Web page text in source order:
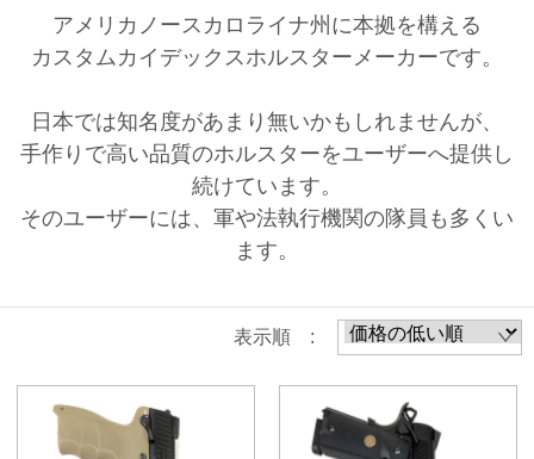
アメリカノースカロライナ州に本拠を構える
カスタムカイデックスホルスターメーカーです。
日本では知名度があまり無いかもしれませんが、
手作りで高い品質のホルスターをユーザーへ提供し
続けています。
そのユーザーには、軍や法執行機関の隊員も多くい
ます。
表示順 :